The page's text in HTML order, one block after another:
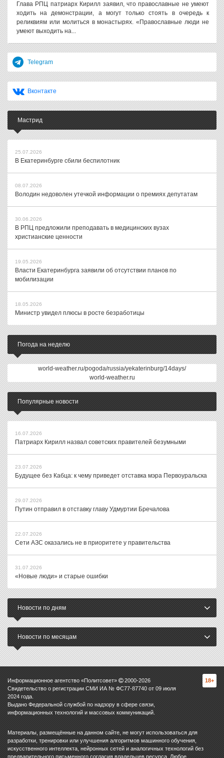
Глава РПЦ патриарх Кирилл заявил, что православные не умеют
ходить на демонстрации, а могут только стоять в очередь к
реликвиям или молиться в монастырях. «Православные люди не
умеют выходить на...
Telegram
Вконтакте
Мастрид
25.07.2026
В Екатеринбурге сбили беспилотник
08.07.2026
Володин недоволен утечкой информации о премиях депутатам
30.06.2026
В РПЦ предложили преподавать в медицинских вузах
христианские ценности
19.05.2026
Власти Екатеринбурга заявили об отсутствии планов по
мобилизации
18.05.2026
Министр увидел плюсы в росте безработицы
Погода на неделю
world-weather.ru/pogoda/russia/yekaterinburg/14days/
world-weather.ru
Популярные новости
16.07.2026
Патриарх Кирилл назвал советских правителей безумными
23.07.2026
Будущее без Кабца: к чему приведет отставка мэра Первоуральска
29.07.2026
Путин отправил в отставку главу Удмуртии Бречалова
22.07.2026
Сети АЗС оказались не в приоритете у правительства
31.07.2026
«Новые люди» и старые ошибки
Новости по дням
Новости по месяцам
Информационное агентство «Политсовет» 2000-2026
Свидетельство о регистрации СМИ ИА № ФС77-87740 от 09 июля
2024 года.
Выдано Федеральной службой по надзору в сфере связи,
информационных технологий и массовых коммуникаций.
18+
Материалы, размещённые на данном сайте, не могут использоваться для
разработки, тренировки или улучшения алгоритмов машинного обучения,
искусственного интеллекта, нейронных сетей и аналогичных технологий без
предварительного письменного согласия владельцев ресурса. Любое